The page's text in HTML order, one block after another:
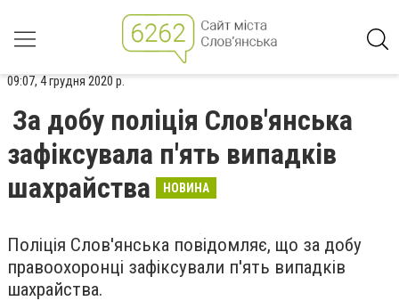
09:07, 4 грудня 2020 р.
За добу поліція Слов'янська
зафіксувала п'ять випадків
шахрайства
НОВИНА
Поліція Слов'янська повідомляє, що за добу
правоохоронці зафіксували п'ять випадків
шахрайства.